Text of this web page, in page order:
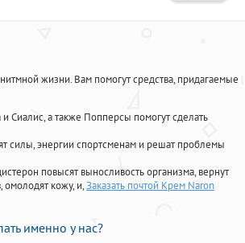
жизни. Вам помогут средства, придагаемые
и Сиалис, а также Попперсы помогут сделать
силы, энергии спортсменам и решат проблемы
повысят выносливость организма, вернут
омолодят кожу, и,Заказать почтой Крем Naron
именно у нас?